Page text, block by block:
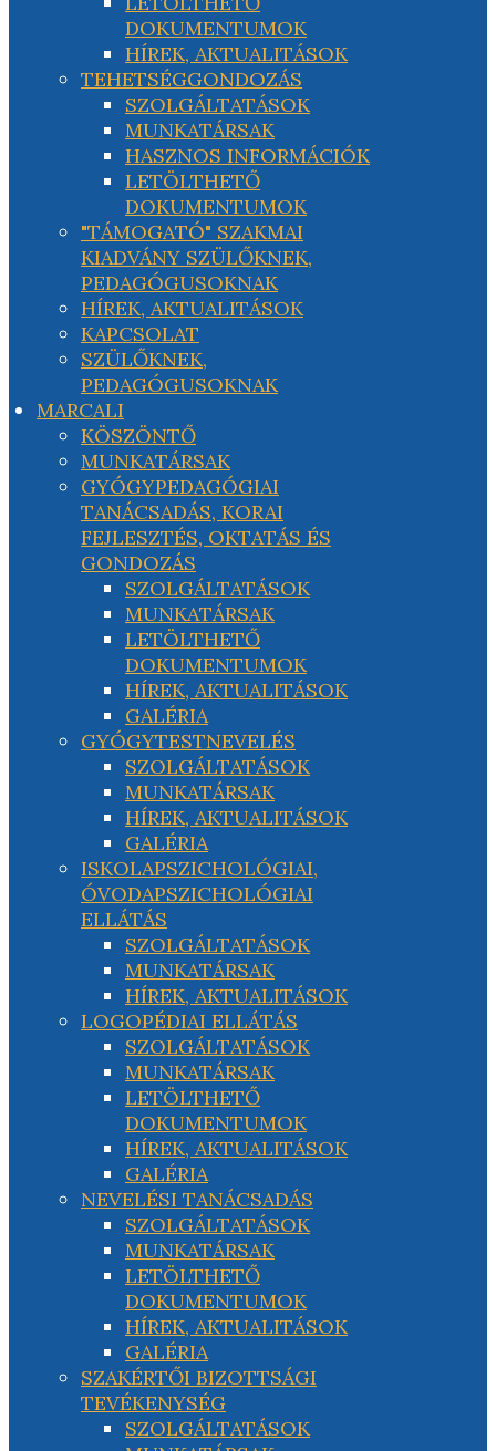
DOKUMENTUMOK
HÍREK, AKTUALITÁSOK
TEHETSÉGGONDOZÁS
SZOLGÁLTATÁSOK
MUNKATÁRSAK
HASZNOS INFORMÁCIÓK
LETÖLTHETŐ
DOKUMENTUMOK
"TÁMOGATÓ" SZAKMAI
KIADVÁNY SZÜLŐKNEK,
PEDAGÓGUSOKNAK
HÍREK, AKTUALITÁSOK
KAPCSOLAT
SZÜLŐKNEK,
PEDAGÓGUSOKNAK
MARCALI
KÖSZÖNTŐ
MUNKATÁRSAK
GYÓGYPEDAGÓGIAI
TANÁCSADÁS, KORAI
FEJLESZTÉS, OKTATÁS ÉS
GONDOZÁS
SZOLGÁLTATÁSOK
MUNKATÁRSAK
LETÖLTHETŐ
DOKUMENTUMOK
HÍREK, AKTUALITÁSOK
GALÉRIA
GYÓGYTESTNEVELÉS
SZOLGÁLTATÁSOK
MUNKATÁRSAK
HÍREK, AKTUALITÁSOK
GALÉRIA
ISKOLAPSZICHOLÓGIAI,
ÓVODAPSZICHOLÓGIAI
ELLÁTÁS
SZOLGÁLTATÁSOK
MUNKATÁRSAK
HÍREK, AKTUALITÁSOK
LOGOPÉDIAI ELLÁTÁS
SZOLGÁLTATÁSOK
MUNKATÁRSAK
LETÖLTHETŐ
DOKUMENTUMOK
HÍREK, AKTUALITÁSOK
GALÉRIA
NEVELÉSI TANÁCSADÁS
SZOLGÁLTATÁSOK
MUNKATÁRSAK
LETÖLTHETŐ
DOKUMENTUMOK
HÍREK, AKTUALITÁSOK
GALÉRIA
SZAKÉRTŐI BIZOTTSÁGI
TEVÉKENYSÉG
SZOLGÁLTATÁSOK